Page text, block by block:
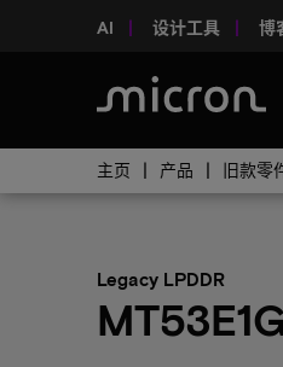
AI 设计工具 博
主页 产品 旧款零
Legacy LPDDR